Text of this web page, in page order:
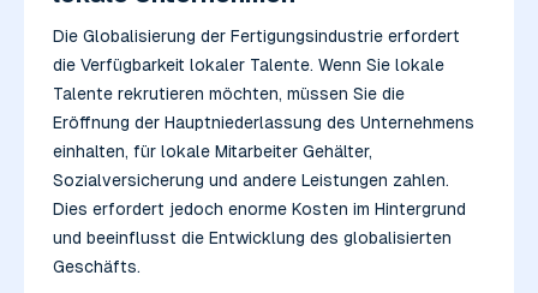
Die Globalisierung der Fertigungsindustrie erfordert
die Verfügbarkeit lokaler Talente. Wenn Sie lokale
Talente rekrutieren möchten, müssen Sie die
Eröffnung der Hauptniederlassung des Unternehmens
einhalten, für lokale Mitarbeiter Gehälter,
Sozialversicherung und andere Leistungen zahlen.
Dies erfordert jedoch enorme Kosten im Hintergrund
und beeinflusst die Entwicklung des globalisierten
Geschäfts.